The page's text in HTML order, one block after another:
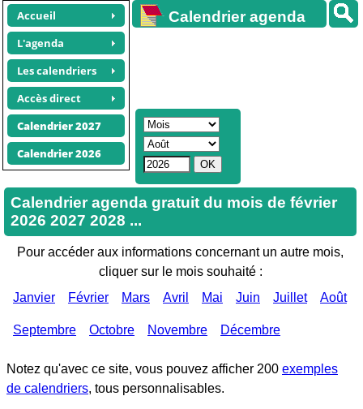
Accueil
L'agenda
Les calendriers
Accès direct
Calendrier 2027
Calendrier 2026
Calendrier agenda
Calendrier agenda gratuit du mois de février
2026 2027 2028 ...
Pour accéder aux informations concernant un autre mois,
cliquer sur le mois souhaité :
Janvier
Février Mars Avril Mai Juin Juillet Août
Septembre Octobre Novembre Décembre
Notez qu'avec ce site, vous pouvez afficher 200 exemples
de calendriers, tous personnalisables.